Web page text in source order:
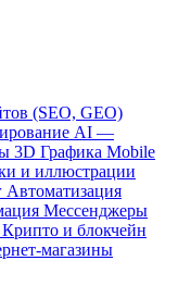
(SEO, GEO)
AI —
3D Графика Mobile
и иллюстрации
Автоматизация
Мессенджеры
Крипто и блокчейн
магазины